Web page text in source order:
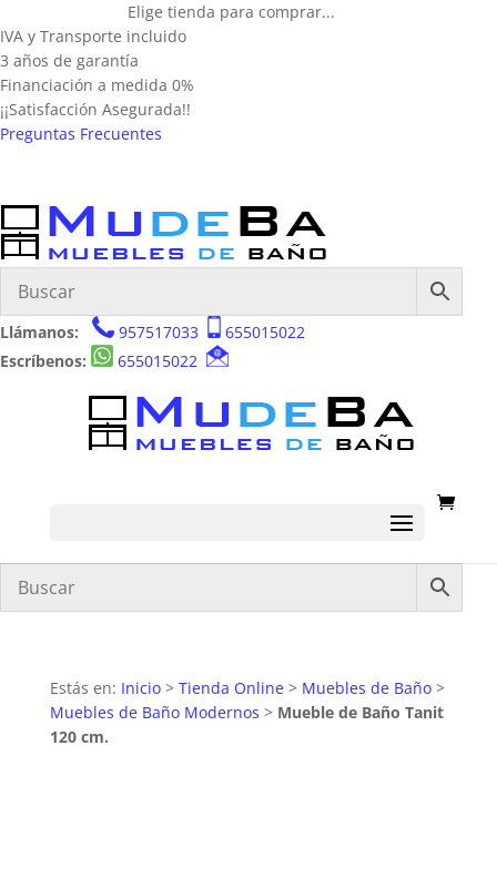
Elige tienda para comprar...
IVA y Transporte incluido
3 años de garantía
Financiación a medida 0%
¡¡Satisfacción Asegurada!!
Preguntas Frecuentes
Llámanos: 957517033
655015022
Escríbenos:
655015022
Estás en: Inicio> Tienda Online> Muebles de Baño>
Muebles de Baño Modernos > Mueble de Baño Tanit
120 cm.